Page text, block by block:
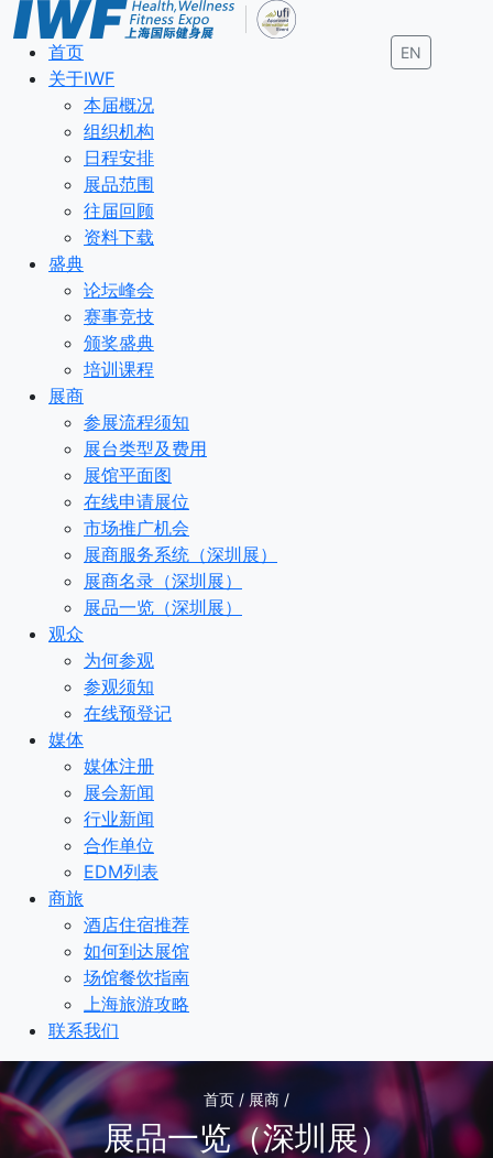
EN
首页
关于IWF
本届概况
组织机构
日程安排
展品范围
往届回顾
资料下载
盛典
论坛峰会
赛事竞技
颁奖盛典
培训课程
展商
参展流程须知
展台类型及费用
展馆平面图
在线申请展位
市场推广机会
展商服务系统（深圳展）
展商名录（深圳展）
展品一览（深圳展）
观众
为何参观
参观须知
在线预登记
媒体
媒体注册
展会新闻
行业新闻
合作单位
EDM列表
商旅
酒店住宿推荐
如何到达展馆
场馆餐饮指南
上海旅游攻略
联系我们
首页 / 展商 /
展品一览（深圳展）